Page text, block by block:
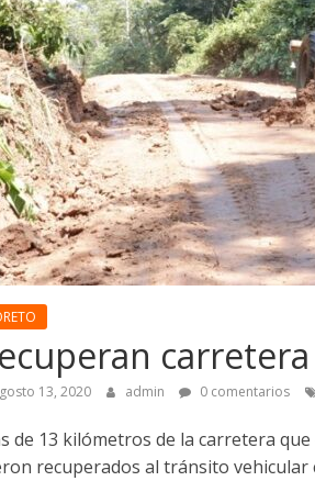
13, 2020 admin 0 comentarios
de 13 kilómetros de la carretera
recuperados al tránsito vehicular